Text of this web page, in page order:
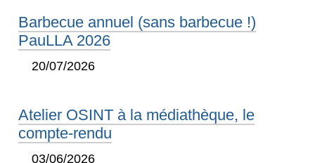
Barbecue annuel (sans barbecue !)
PauLLA 2026
20/07/2026
Atelier OSINT à la médiathèque, le
compte-rendu
03/06/2026